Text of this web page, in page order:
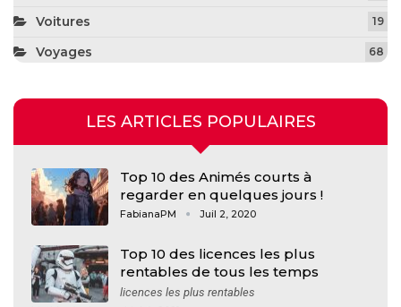
Voitures 19
Voyages 68
LES ARTICLES POPULAIRES
Top 10 des Animés courts à
regarder en quelques jours !
FabianaPM Juil 2, 2020
Top 10 des licences les plus
rentables de tous les temps
licences les plus rentables